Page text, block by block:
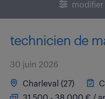
technicien de
30 juin 2026
Charleval (27)